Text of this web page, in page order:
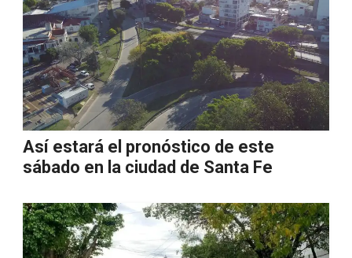
Así estará el pronóstico de este
sábado en la ciudad de Santa Fe